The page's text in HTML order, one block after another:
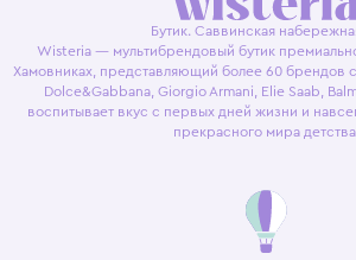
Бутик. Саввинская
Wisteria — мультибрендовый бутик
Хамовниках, представляющий более 60 брендов
Dolce&Gabbana, Giorgio Armani, Elie Saab,
воспитывает вкус с первых дней жизни и
прекрасного мира